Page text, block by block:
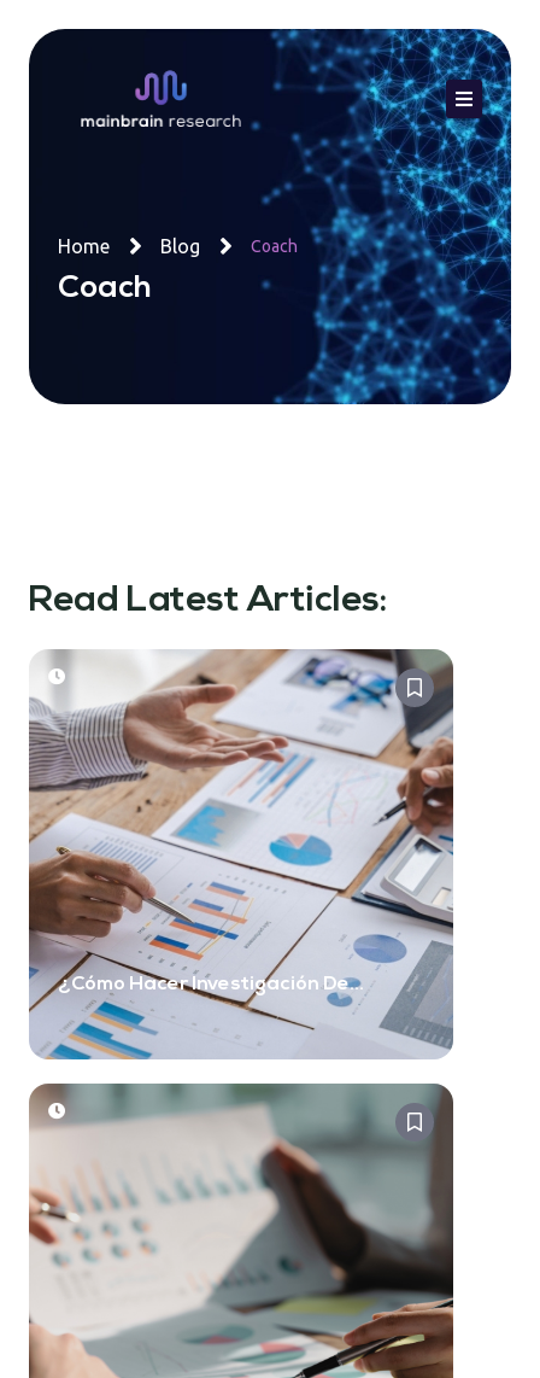
al
Home Blog Coach
Coach
Read Latest Articles:
¿Cómo Hacer Investigación De
Mercado Cualitativa? (Y En Qué Se
Diferencia De Simplemente Hacer
Preguntas Al Azar)